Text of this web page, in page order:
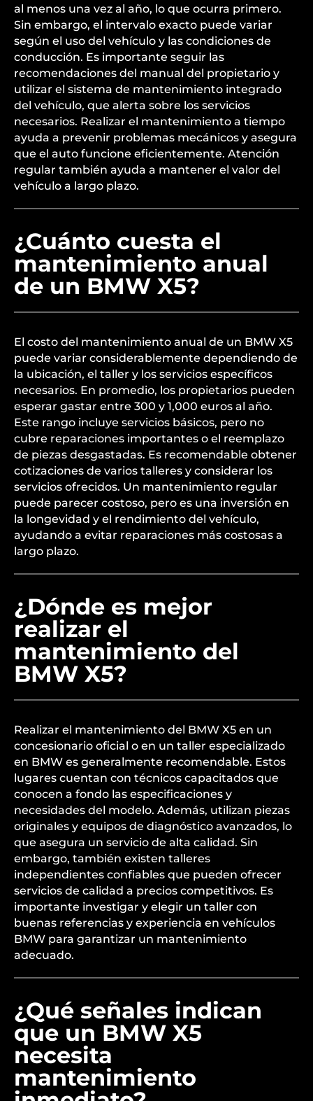
al menos una vez al año, lo que ocurra primero.
Sin embargo, el intervalo exacto puede variar
según el uso del vehículo y las condiciones de
conducción. Es importante seguir las
recomendaciones del manual del propietario y
utilizar el sistema de mantenimiento integrado
del vehículo, que alerta sobre los servicios
necesarios. Realizar el mantenimiento a tiempo
ayuda a prevenir problemas mecánicos y asegura
que el auto funcione eficientemente. Atención
regular también ayuda a mantener el valor del
vehículo a largo plazo.
¿Cuánto cuesta el
mantenimiento anual
de un BMW X5?
El costo del mantenimiento anual de un BMW X5
puede variar considerablemente dependiendo de
la ubicación, el taller y los servicios específicos
necesarios. En promedio, los propietarios pueden
esperar gastar entre 300 y 1,000 euros al año.
Este rango incluye servicios básicos, pero no
cubre reparaciones importantes o el reemplazo
de piezas desgastadas. Es recomendable obtener
cotizaciones de varios talleres y considerar los
servicios ofrecidos. Un mantenimiento regular
puede parecer costoso, pero es una inversión en
la longevidad y el rendimiento del vehículo,
ayudando a evitar reparaciones más costosas a
largo plazo.
¿Dónde es mejor
realizar el
mantenimiento del
BMW X5?
Realizar el mantenimiento del BMW X5 en un
concesionario oficial o en un taller especializado
en BMW es generalmente recomendable. Estos
lugares cuentan con técnicos capacitados que
conocen a fondo las especificaciones y
necesidades del modelo. Además, utilizan piezas
originales y equipos de diagnóstico avanzados, lo
que asegura un servicio de alta calidad. Sin
embargo, también existen talleres
independientes confiables que pueden ofrecer
servicios de calidad a precios competitivos. Es
importante investigar y elegir un taller con
buenas referencias y experiencia en vehículos
BMW para garantizar un mantenimiento
adecuado.
¿Qué señales indican
que un BMW X5
necesita
mantenimiento